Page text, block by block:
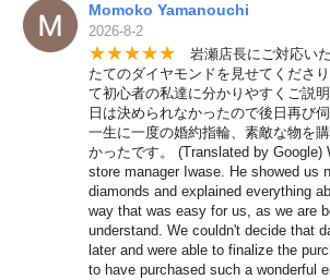
Momoko Yamanouchi
2026-8-2
★★★★★ 岩瀬店長にご対応い
たてのダイヤモンドを見せてくださ
て初心者の私達に分かりやすくご説
日は決められなかったので後日再び
一生に一度の婚約指輪、素敵な物を
かったです。 (Translated by Google)
store manager Iwase. He showed us
diamonds and explained everything
way that was easy for us, as we are
understand. We couldn't decide that
later and were able to finalize the
to have purchased such a wonderful